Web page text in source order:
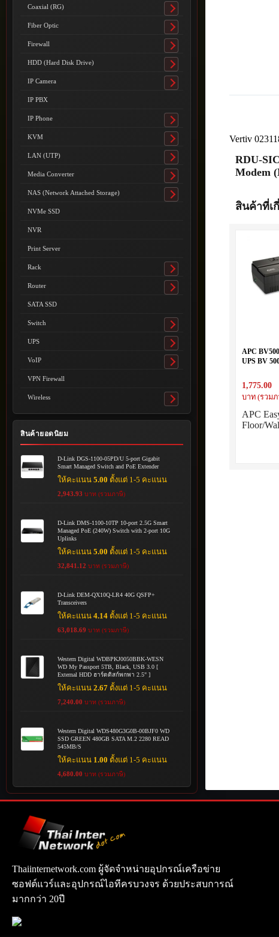
Vertiv
RDU-
Modem
สินค้าที่เ
APC
UPS BV
1,775.00
บาท (รวม
APC
Floor/
Coaxial (RG)
Toggle
submenu
Fiber Optic
Toggle
submenu
Firewall
Toggle
submenu
HDD (Hard Disk Drive)
Toggle
submenu
IP Camera
Toggle
IP PBX
IP Phone
Toggle
submenu
KVM
Toggle
submenu
LAN (UTP)
Toggle
submenu
Media Converter
Toggle
submenu
NAS (Network Attached Storage)
Toggle
NVMe SSD
NVR
Print Server
Rack
Toggle
submenu
Router
Toggle
SATA SSD
Switch
Toggle
submenu
UPS
Toggle
submenu
VoIP
Toggle
VPN Firewall
Wireless
Toggle
submenu
สินค้ายอดนิยม
D-Link DGS-1100-05PD/U 5-port Gigabit
Smart Managed Switch and PoE Extender
ให้คะแนน5.00 ตั้งแต่ 1-5 คะแนน
2,943.93 บาท (รวมภาษี)
D-Link DMS-1100-10TP 10-port 2.5G Smart
Managed PoE (240W) Switch with 2-port 10G
Uplinks
ให้คะแนน5.00 ตั้งแต่ 1-5 คะแนน
32,841.12 บาท (รวมภาษี)
D-Link DEM-QX10Q-LR4 40G QSFP+
Transceivers
ให้คะแนน4.14 ตั้งแต่ 1-5 คะแนน
63,018.69 บาท (รวมภาษี)
Western Digital WDBPKJ0050BBK-WESN
WD My Passport 5TB, Black, USB 3.0 [
External HDD ฮาร์ดดิสก์พกพา 2.5" ]
ให้คะแนน2.67 ตั้งแต่ 1-5 คะแนน
7,240.00 บาท (รวมภาษี)
Western Digital WDS480G3G0B-00BJF0 WD
SSD GREEN 480GB SATA M.2 2280 READ
545MB/S
ให้คะแนน 1.00 ตั้งแต่ 1-5 คะแนน
4,680.00 บาท (รวมภาษี)
Thaiinternetwork.com ผู้จัดจำหน่ายอุปกรณ์เครือข่าย
ซอฟต์แวร์และอุปกรณ์ไอทีครบวงจร ด้วยประสบการณ์
มากกว่า 20ปี